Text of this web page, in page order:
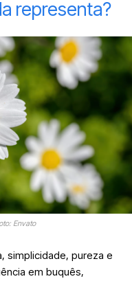
representa?
Envato
simplicidade, pureza e
em buquês,